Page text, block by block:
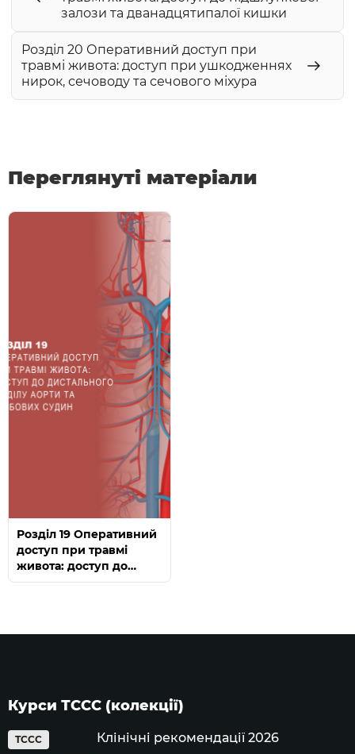
залози та дванадцятипалої кишки
Розділ 20 Оперативний доступ при
травмі живота: доступ при ушкодженнях
нирок, сечоводу та сечового міхура
Переглянуті матеріали
Розділ 19 Оперативний
доступ при травмі
живота: доступ до
дистального відділу
Курси ТССС (колекції)
TCCC Клінічні рекомендації 2026